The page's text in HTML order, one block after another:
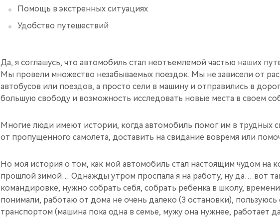
Помощь в экстренных ситуациях
Удобство путешествий
Да, я соглашусь, что автомобиль стал неотъемлемой частью наших
Мы провели множество незабываемых поездок. Мы не зависели от
автобусов или поездов, а просто сели в машину и отправились в
большую свободу и возможность исследовать новые места в своем
Многие люди имеют истории, когда автомобиль помог им в трудных
от пропущенного самолета, доставить на свидание вовремя или
Но моя история о том, как мой автомобиль стал настоящим чудом на
прошлой зимой… Однажды утром проспала я на работу, ну да… вот
командировке, нужно собрать себя, собрать ребенка в школу,
понимали, работаю от дома не очень далеко (3 остановки),
транспортом (машина пока одна в семье, мужу она нужнее, работает